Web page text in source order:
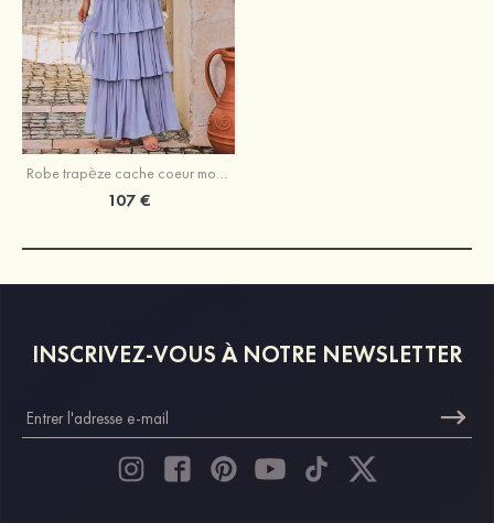
Robe trapèze cache coeur mousseline longueur ras du sol robe de demoiselle d'honneur avec volants en cascade
107 €
INSCRIVEZ-VOUS À NOTRE NEWSLETTER